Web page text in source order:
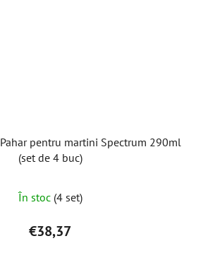
pentru martini Spectrum 290ml
(set de 4 buc)
medie
a
produsului
În stoc (4 set)
€38,37